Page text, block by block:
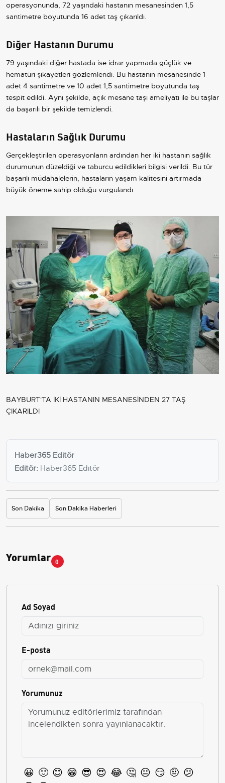
operasyonunda, 72 yaşındaki hastanın mesanesinden 1,5
santimetre boyutunda 16 adet taş çıkarıldı.
Diğer Hastanın Durumu
79 yaşındaki diğer hastada ise idrar yapmada güçlük ve
hematüri şikayetleri gözlemlendi. Bu hastanın mesanesinde 1
adet 4 santimetre ve 10 adet 1,5 santimetre boyutunda taş
tespit edildi. Aynı şekilde, açık mesane taşı ameliyatı ile bu taşlar
da başarılı bir şekilde temizlendi.
Hastaların Sağlık Durumu
Gerçekleştirilen operasyonların ardından her iki hastanın sağlık
durumunun düzeldiği ve taburcu edildikleri bilgisi verildi. Bu tür
başarılı müdahalelerin, hastaların yaşam kalitesini artırmada
büyük öneme sahip olduğu vurgulandı.
BAYBURT'TA İKİ HASTANIN MESANESİNDEN 27 TAŞ
ÇIKARILDI
Haber365 Editör
Editör: Haber365 Editör
Son Dakika Son Dakika Haberleri
Yorumlar 0
Ad Soyad
E-posta
Yorumunuz
😀 🙂 😊 😁 😎 😍 😂 🤔 😐 😏 🤨 😕